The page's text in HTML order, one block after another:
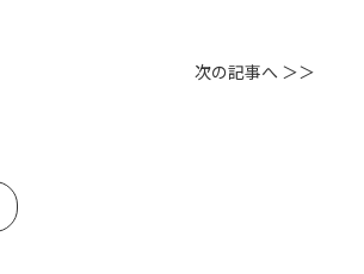
次の記事へ ＞＞